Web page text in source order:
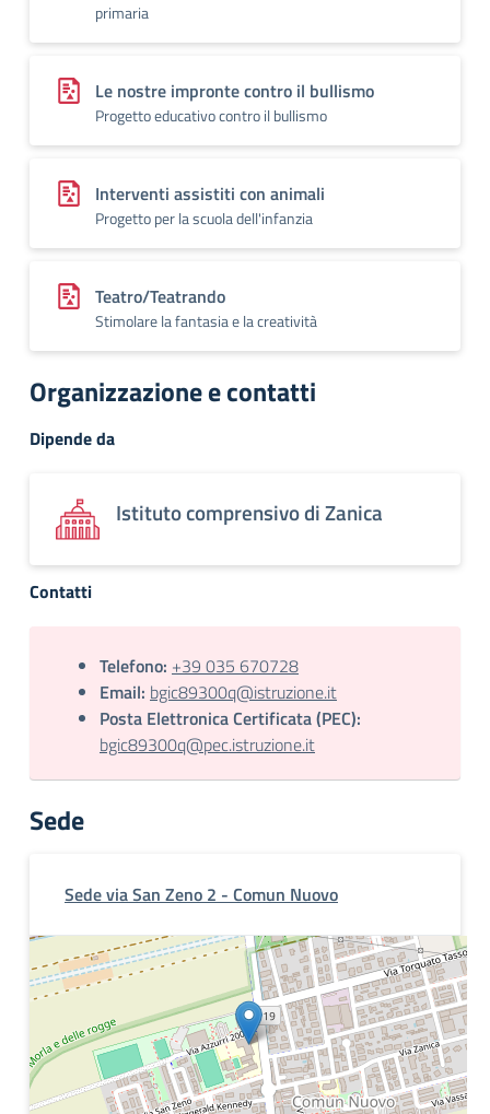
primaria
Le nostre impronte contro il bullismo
Progetto educativo contro il bullismo
Interventi assistiti con animali
Progetto per la scuola dell'infanzia
Teatro/Teatrando
Stimolare la fantasia e la creatività
Organizzazione e contatti
Dipende da
Istituto comprensivo di Zanica
Contatti
Telefono: +39 035 670728
Email: bgic89300q@istruzione.it
Posta Elettronica Certificata (PEC):
bgic89300q@pec.istruzione.it
Sede
Sede via San Zeno 2 - Comun Nuovo